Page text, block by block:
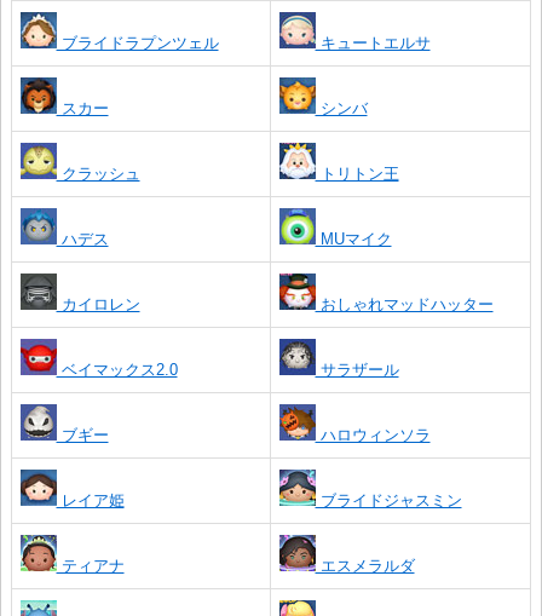
ブライドラプンツェル キュートエルサ
スカー シンバ
クラッシュ トリトン王
ハデス MUマイク
カイロレン おしゃれマッドハッター
ベイマックス2.0 サラザール
ブギー ハロウィンソラ
レイア姫 ブライドジャスミン
ティアナ エスメラルダ